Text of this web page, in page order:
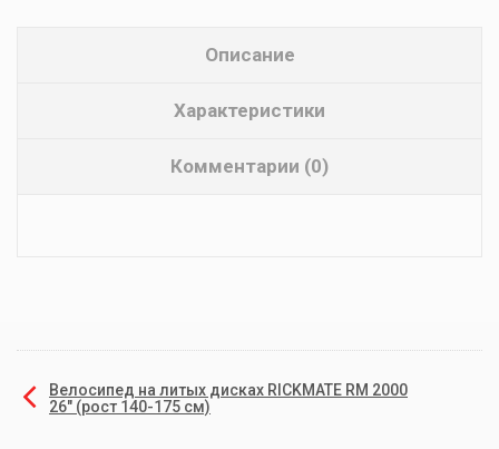
Описание
Характеристики
Комментарии (0)
Велосипед на литых дисках RICKMATE RM 2000
26" (рост 140-175 см)